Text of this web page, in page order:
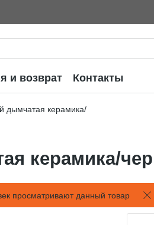
и возврат Контакты
керамика/
керамика/
просматривают данный товар